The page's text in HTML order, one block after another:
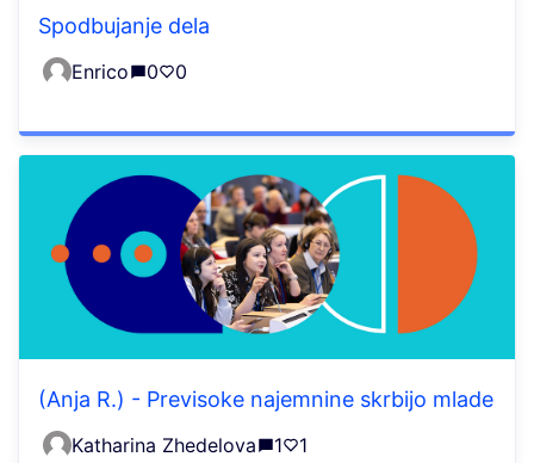
Spodbujanje dela
Enrico 0 0
(Anja R.) - Previsoke najemnine skrbijo mlade
Katharina Zhedelova 1 1